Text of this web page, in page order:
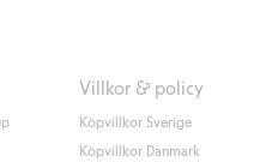
Villkor & policy
Köpvillkor Sverige
Köpvillkor Danmark